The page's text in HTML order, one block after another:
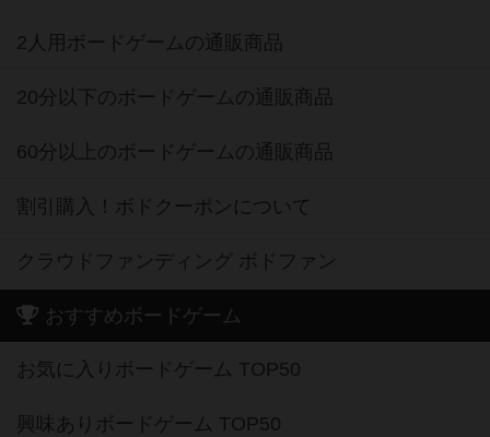
2人用ボードゲームの通販商品
20分以下のボードゲームの通販商品
60分以上のボードゲームの通販商品
割引購入！ボドクーポンについて
クラウドファンディング ボドファン
おすすめボードゲーム
お気に入りボードゲーム TOP50
興味ありボードゲーム TOP50